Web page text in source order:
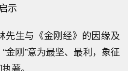
示
先生与《金刚经》的因缘及
金刚”意为最坚、最利，象征
著。